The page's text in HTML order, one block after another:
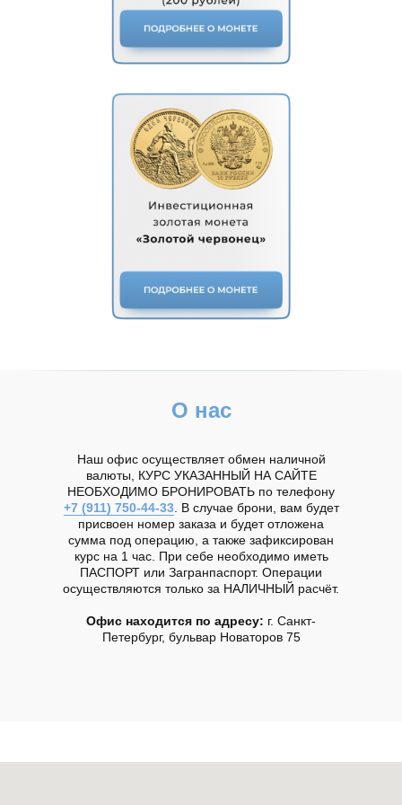
О нас
Наш офис осуществляет обмен наличной
валюты, КУРС УКАЗАННЫЙ НА САЙТЕ
НЕОБХОДИМО БРОНИРОВАТЬ по телефону
+7 (911) 750-44-33. В случае брони, вам будет
присвоен номер заказа и будет отложена
сумма под операцию, а также зафиксирован
курс на 1 час. При себе необходимо иметь
ПАСПОРТ или Загранпаспорт. Операции
осуществляются только за НАЛИЧНЫЙ расчёт.
Офис находится по адресу: г. Санкт-
Петербург, бульвар Новаторов 75